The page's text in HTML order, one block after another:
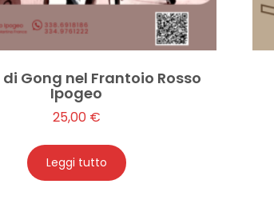
Gong nel Frantoio Rosso
Ipogeo
25,00 €
Leggi tutto